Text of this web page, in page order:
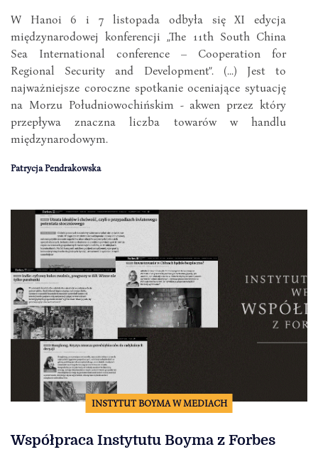
W Hanoi 6 i 7 listopada odbyła się XI edycja
międzynarodowej konferencji „The 11th South China
Sea International conference – Cooperation for
Regional Security and Development”. (...) Jest to
najważniejsze coroczne spotkanie oceniające sytuację
na Morzu Południowochińskim - akwen przez który
przepływa znaczna liczba towarów w handlu
międzynarodowym.
Patrycja Pendrakowska
INSTYTUT BOYMA W MEDIACH
Współpraca Instytutu Boyma z Forbes